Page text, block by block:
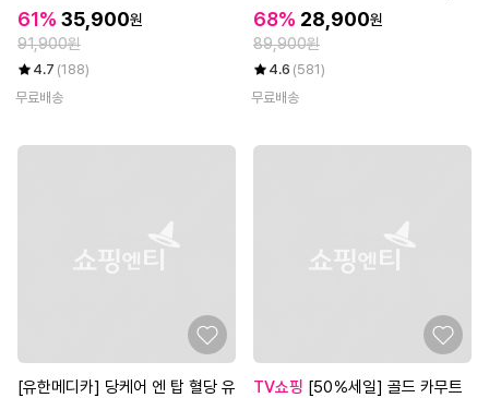
슐x3개(6개월)
61% 35,900원
91,900원
4.7 (188)
무료배송
개월)
68% 28,900원
89,900원
4.6 (581)
무료배송
[유한메디카] 당케어 엔 탑 혈당 유
TV쇼핑